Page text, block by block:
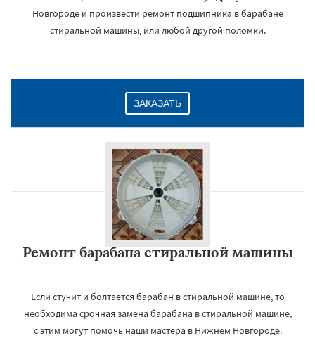
Новгороде и произвести ремонт подшипника в барабане
стиральной машины, или любой другой поломки.
ЗАКАЗАТЬ
Ремонт барабана стиральной машины
Если стучит и болтается барабан в стиральной машине, то
необходима срочная замена барабана в стиральной машине,
с этим могут помочь наши мастера в Нижнем Новгороде.